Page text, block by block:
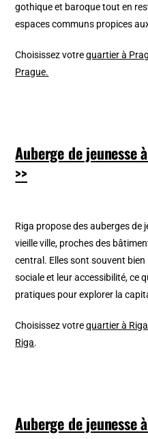
gothique et baroque tout en
espaces communs propices
Choisissez votrequartier à
Prague.
Auberge de jeunesse
>>
Riga propose des auberges de
vieille ville, proches des
central. Elles sont souvent
sociale et leur accessibilité, ce
pratiques pour explorer la
Choisissez votrequartier à Riga
Riga.
Auberge de jeunesse